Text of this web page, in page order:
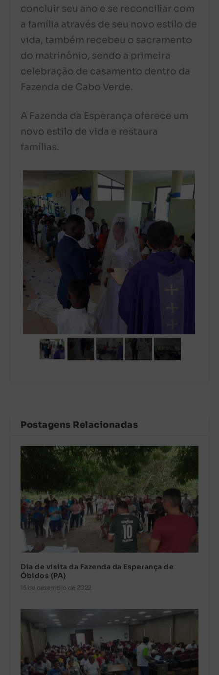
concluir seu ano e se reconciliar com
a família através de seu novo estilo de
vida, também recebeu o sacramento
do matrinônio, sendo a primeira
celebração de casamento dentro da
Fazenda de Cabo Verde.
A Fazenda da Esperança oferece um
novo estilo de vida e restaura
famílias.
Postagens Relacionadas
Dia de visita da Fazenda da Esperança de
Óbidos (PA)
15 de dezembro de 2022